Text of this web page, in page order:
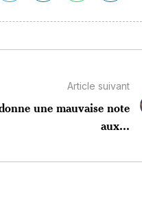
Article suivant
une mauvaise note
aux...